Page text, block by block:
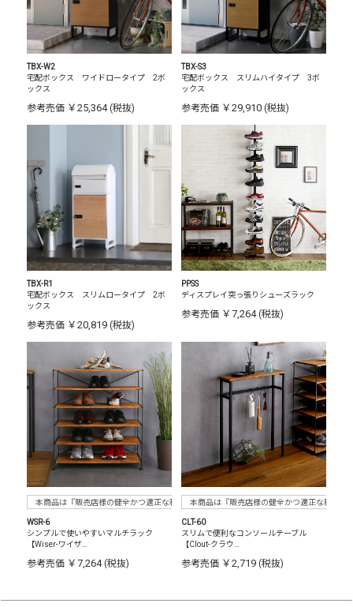
TBX-W2
宅配ボックス ワイドロータイプ 2ボ
ックス
参考売価 ￥25,364 (税抜)
TBX-S3
宅配ボックス スリムハイタイプ 3ボ
ックス
参考売価 ￥29,910 (税抜)
TBX-R1
宅配ボックス スリムロータイプ 2ボ
ックス
参考売価 ￥20,819 (税抜)
PPSS
ディスプレイ突っ張りシューズラック
参考売価 ￥7,264 (税抜)
本商品は『販売店様の健全かつ適正な利益確保のため指定価格制度に準拠した販売』をお
WSR-6
シンプルで使いやすいマルチラック
【Wiser-ワイザ…
参考売価 ￥7,264 (税抜)
本商品は『販売店様の健全かつ適正な利益確
CLT-60
スリムで便利なコンソールテーブル
【Clout-クラウ…
参考売価 ￥2,719 (税抜)